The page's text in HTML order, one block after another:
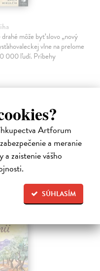
Artforum
a meranie
zaistenie vášho
SÚHLASÍM
môže byť slovo „nový
vlne na prelome
000 ľudí. Príbehy